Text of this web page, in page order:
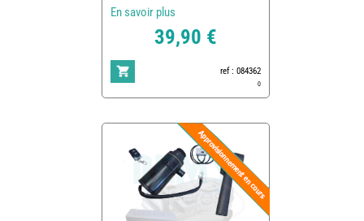
En savoir plus
39,90 €
ref : 084362
0